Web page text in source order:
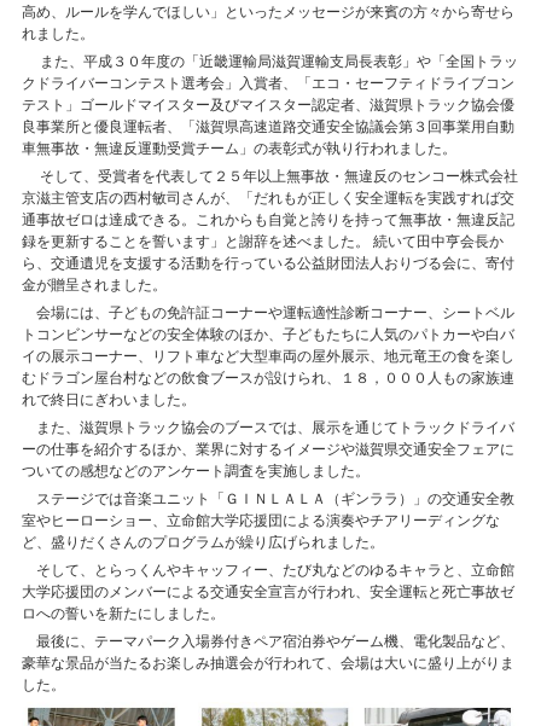
高め、ルールを学んでほしい」といったメッセージが来賓の方々から寄せら
れました。
また、平成３０年度の「近畿運輸局滋賀運輸支局長表彰」や「全国トラッ
クドライバーコンテスト選考会」入賞者、「エコ・セーフティドライブコン
テスト」ゴールドマイスター及びマイスター認定者、滋賀県トラック協会優
良事業所と優良運転者、「滋賀県高速道路交通安全協議会第３回事業用自動
車無事故・無違反運動受賞チーム」の表彰式が執り行われました。
そして、受賞者を代表して２５年以上無事故・無違反のセンコー株式会社
京滋主管支店の西村敏司さんが、「だれもが正しく安全運転を実践すれば交
通事故ゼロは達成できる。これからも自覚と誇りを持って無事故・無違反記
録を更新することを誓います」と謝辞を述べました。 続いて田中亨会長か
ら、交通遺児を支援する活動を行っている公益財団法人おりづる会に、寄付
金が贈呈されました。
会場には、子どもの免許証コーナーや運転適性診断コーナー、シートベル
トコンビンサーなどの安全体験のほか、子どもたちに人気のパトカーや白バ
イの展示コーナー、リフト車など大型車両の屋外展示、地元竜王の食を楽し
むドラゴン屋台村などの飲食ブースが設けられ、１８，０００人もの家族連
れで終日にぎわいました。
また、滋賀県トラック協会のブースでは、展示を通じてトラックドライバ
ーの仕事を紹介するほか、業界に対するイメージや滋賀県交通安全フェアに
ついての感想などのアンケート調査を実施しました。
ステージでは音楽ユニット「ＧＩＮＬＡＬＡ（ギンララ）」の交通安全教
室やヒーローショー、立命館大学応援団による演奏やチアリーディングな
ど、盛りだくさんのプログラムが繰り広げられました。
そして、とらっくんやキャッフィー、たび丸などのゆるキャラと、立命館
大学応援団のメンバーによる交通安全宣言が行われ、安全運転と死亡事故ゼ
ロへの誓いを新たにしました。
最後に、テーマパーク入場券付きペア宿泊券やゲーム機、電化製品など、
豪華な景品が当たるお楽しみ抽選会が行われて、会場は大いに盛り上がりま
した。